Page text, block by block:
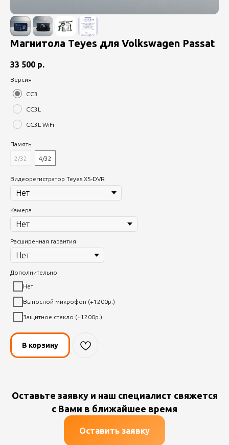
Магнитола Teyes для Volkswagen Passat
33 500 р.
Версия
CC3
CC3L
CC3L WiFi
Память
2/32 4/32
Видеорегистратор Teyes X5-DVR
Камера
Расширенная гарантия
Дополнительно
Нет
Выносной микрофон (+1200р.)
Защитное стекло (+1200р.)
В корзину
Оставьте заявку и наш специалист свяжется
с Вами в ближайшее время
Оставить заявку